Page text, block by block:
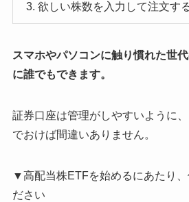
欲しい株数を入力して注文す
スマホやパソコンに触り慣れた世
に誰でもできます。
証券口座は管理がしやすいように、
でおけば間違いありません。
▼高配当株ETFを始めるにあたり、
ださい